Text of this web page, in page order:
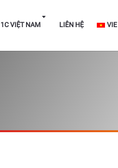
TIN TỨC VỀ 1C VIỆT NAM